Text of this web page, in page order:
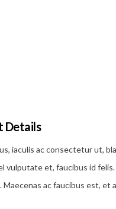
Details
iaculis ac consectetur ut,
vulputate et, faucibus id
ac faucibus est, et